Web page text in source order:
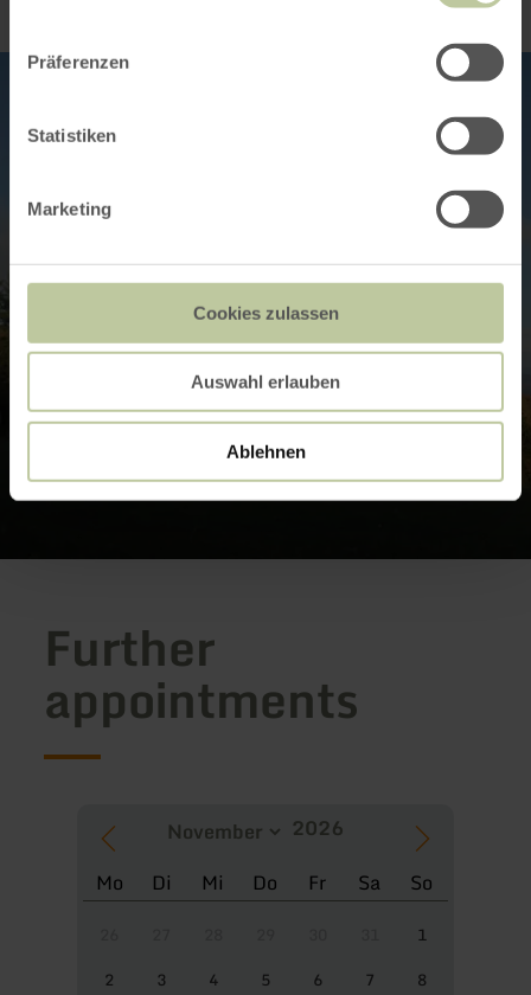
Präferenzen
Statistiken
Marketing
Cookies zulassen
Auswahl erlauben
Ablehnen
Further
appointments
Mo Di Mi Do Fr Sa So
1
2
3 4 5 6 7
8